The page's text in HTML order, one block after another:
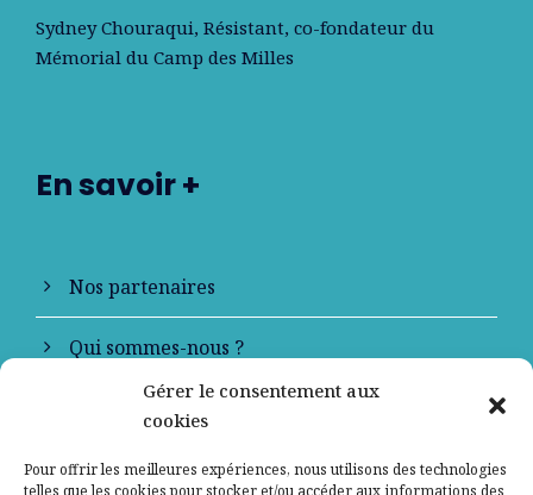
Gérer le consentement aux
cookies
Pour offrir les meilleures expériences, nous utilisons des technologies
telles que les cookies pour stocker et/ou accéder aux informations des
Sydney Chouraqui, Résistant, co-fondateur du
Mémorial du Camp des Milles
En savoir +
Nos partenaires
Qui sommes-nous ?
Contactez-nous
Mentions légales